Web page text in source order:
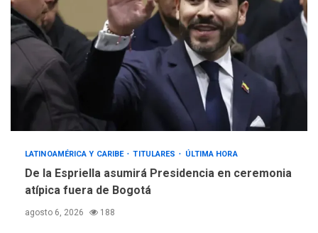
LATINOAMÉRICA Y CARIBE TITULARES ÚLTIMA HORA
De la Espriella asumirá Presidencia en ceremonia
atípica fuera de Bogotá
agosto 6, 2026 188